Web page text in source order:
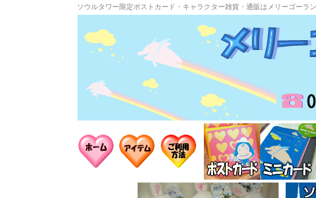
ソウルタワー限定ポストカード・キャラクター雑貨・通販はメリーゴーラ